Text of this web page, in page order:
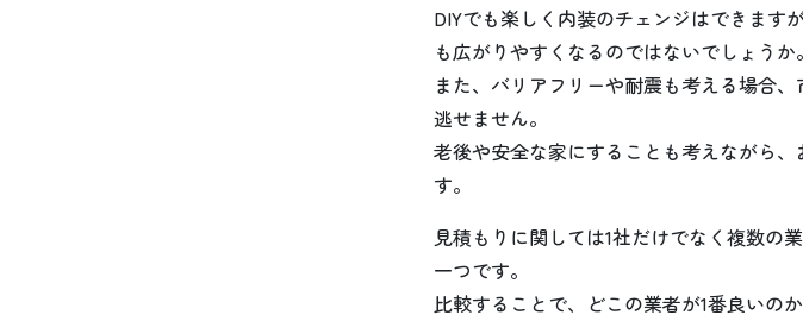
DIYでも楽しく内装のチェンジはできます
も広がりやすくなるのではないでしょうか。
また、バリアフリーや耐震も考える場合
逃せません。
老後や安全な家にすることも考えながら
す。
見積もりに関しては1社だけでなく複数の
一つです。
比較することで、どこの業者が1番良いの